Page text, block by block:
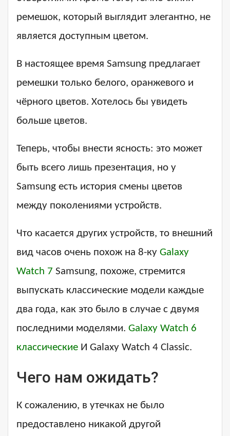
ремешок, который выглядит элегантно, не
является доступным цветом.
В настоящее время Samsung предлагает
ремешки только белого, оранжевого и
чёрного цветов. Хотелось бы увидеть
больше цветов.
Теперь, чтобы внести ясность: это может
быть всего лишь презентация, но у
Samsung есть история смены цветов
между поколениями устройств.
Что касается других устройств, то внешний
вид часов очень похож на 8-ку Galaxy
Watch 7 Samsung, похоже, стремится
выпускать классические модели каждые
два года, как это было в случае с двумя
последними моделями. Galaxy Watch 6
классические И Galaxy Watch 4 Classic.
Чего нам ожидать?
К сожалению, в утечках не было
предоставлено никакой другой